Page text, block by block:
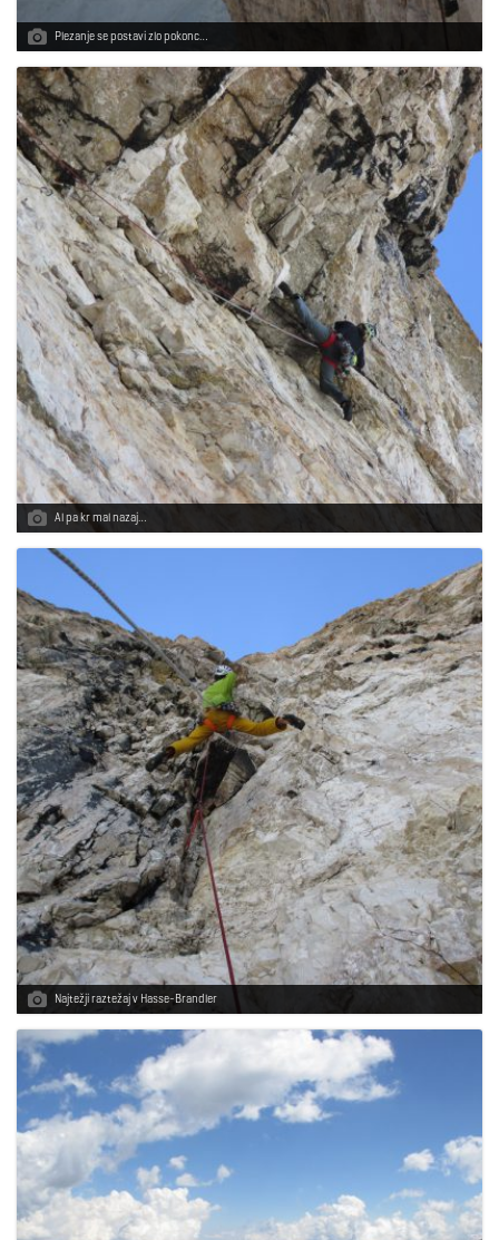
Plezanje se postavi zlo pokonc…
Al pa kr mal nazaj…
Najtežji raztežaj v Hasse-Brandler